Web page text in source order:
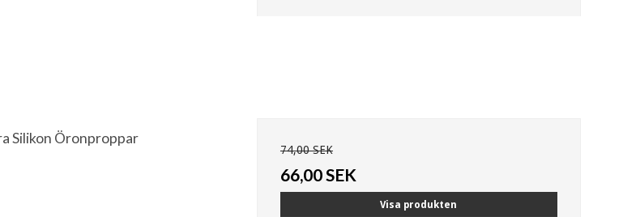
Silikon Öronproppar
74,00 SEK
66,00 SEK
Visa produkten